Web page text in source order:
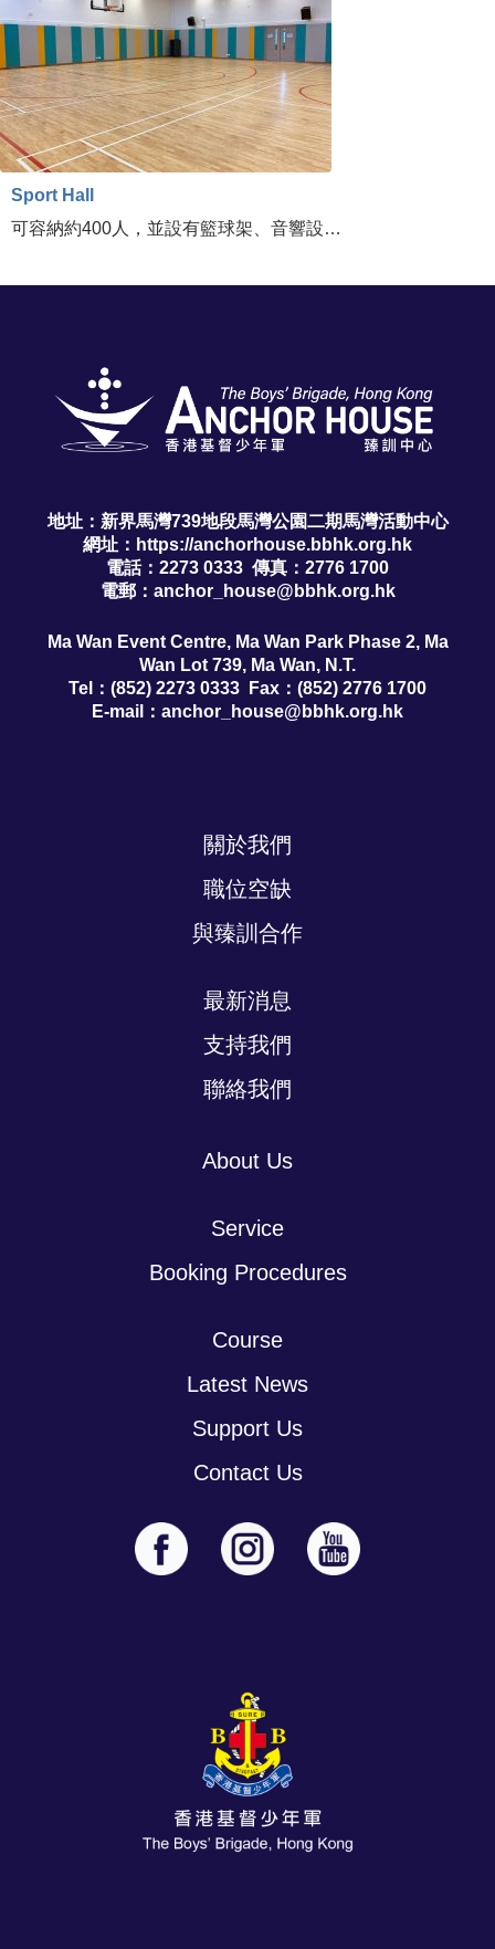
Sport Hall
可容納約400人，並設有籃球架、音響設…
地址：新界馬灣739地段馬灣公園二期馬灣活動中心
網址：https://anchorhouse.bbhk.org.hk
電話：2273 0333 傳真：2776 1700
電郵： anchor_house@bbhk.org.hk
Ma Wan Event Centre, Ma Wan Park Phase 2, Ma
Wan Lot 739, Ma Wan, N.T.
Tel：(852) 2273 0333 Fax：(852) 2776 1700
E-mail： anchor_house@bbhk.org.hk
關於我們
職位空缺
與臻訓合作
最新消息
支持我們
聯絡我們
About Us
Service
Booking Procedures
Course
Latest News
Support Us
Contact Us